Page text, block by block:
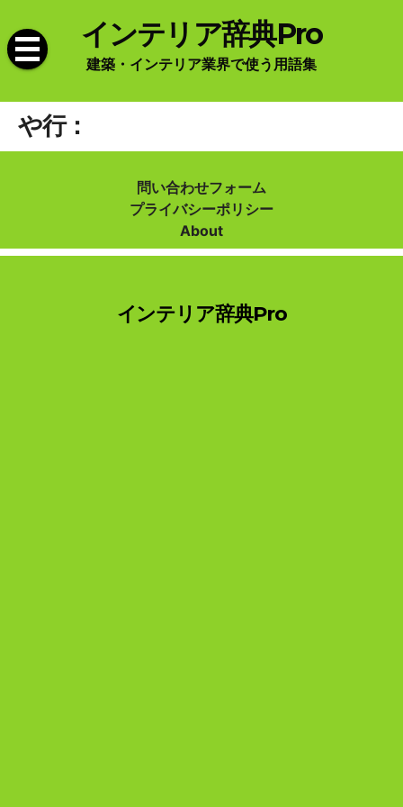
to
content
インテリア辞典Pro
建築・インテリア業界で使う用語集
や行：
問い合わせフォーム
プライバシーポリシー
About
インテリア辞典Pro